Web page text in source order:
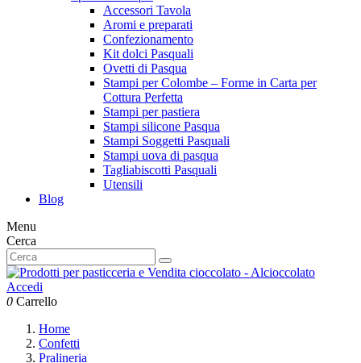
Accessori Tavola
Aromi e preparati
Confezionamento
Kit dolci Pasquali
Ovetti di Pasqua
Stampi per Colombe – Forme in Carta per
Cottura Perfetta
Stampi per pastiera
Stampi silicone Pasqua
Stampi Soggetti Pasquali
Stampi uova di pasqua
Tagliabiscotti Pasquali
Utensili
Blog
Menu
Cerca
Accedi
0 Carrello
Home
Confetti
Pralineria